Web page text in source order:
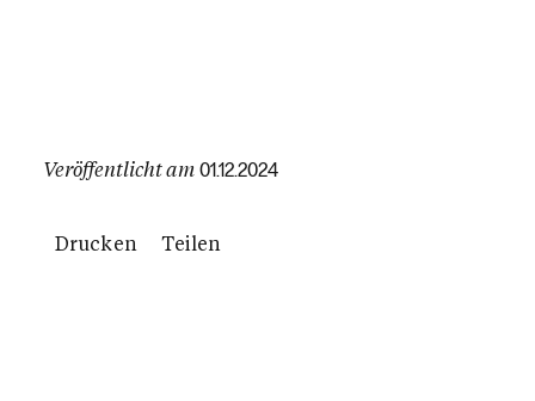
Veröffentlicht am 01.12.2024
Drucken Teilen